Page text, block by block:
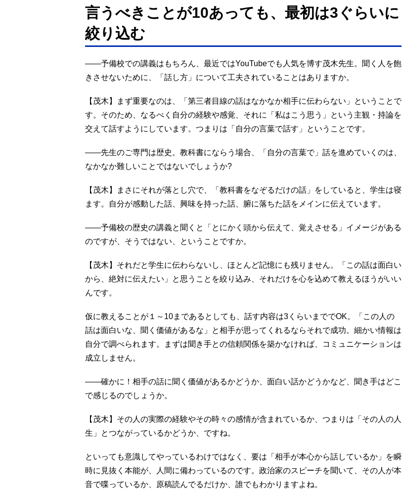
言うべきことが10あっても、最初は3ぐらいに
絞り込む
――予備校での講義はもちろん、最近ではYouTubeでも人気を博す茂木先生。聞く人を飽
きさせないために、「話し方」について工夫されていることはありますか。
【茂木】まず重要なのは、「第三者目線の話はなかなか相手に伝わらない」ということで
す。そのため、なるべく自分の経験や感覚、それに「私はこう思う」という主観・持論を
交えて話すようにしています。つまりは「自分の言葉で話す」ということです。
――先生のご専門は歴史。教科書にならう場合、「自分の言葉で」話を進めていくのは、
なかなか難しいことではないでしょうか?
【茂木】まさにそれが落とし穴で、「教科書をなぞるだけの話」をしていると、学生は寝
ます。自分が感動した話、興味を持った話、腑に落ちた話をメインに伝えています。
――予備校の歴史の講義と聞くと「とにかく頭から伝えて、覚えさせる」イメージがある
のですが、そうではない、ということですか。
【茂木】それだと学生に伝わらないし、ほとんど記憶にも残りません。「この話は面白い
から、絶対に伝えたい」と思うことを絞り込み、それだけを心を込めて教えるほうがいい
んです。
仮に教えることが１～10まであるとしても、話す内容は3くらいまででOK。「この人の
話は面白いな、聞く価値があるな」と相手が思ってくれるならそれで成功。細かい情報は
自分で調べられます。まずは聞き手との信頼関係を築かなければ、コミュニケーションは
成立しません。
――確かに！相手の話に聞く価値があるかどうか、面白い話かどうかなど、聞き手はどこ
で感じるのでしょうか。
【茂木】その人の実際の経験やその時々の感情が含まれているか、つまりは「その人の人
生」とつながっているかどうか、ですね。
といっても意識してやっているわけではなく、要は「相手が本心から話しているか」を瞬
時に見抜く本能が、人間に備わっているのです。政治家のスピーチを聞いて、その人が本
音で喋っているか、原稿読んでるだけか、誰でもわかりますよね。